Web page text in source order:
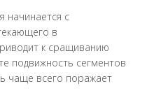
начинается с
в
к сращиванию
подвижность сегментов
чаще всего поражает